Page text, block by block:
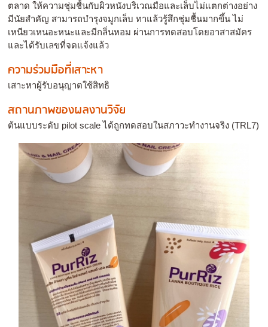
ตลาด ให้ความชุ่มชื้นกับผิวหนังบริเวณมือและเล็บไม่แตกต่างอย่าง
มีนัยสำคัญ สามารถบำรุงจมูกเล็บ ทาแล้วรู้สึกชุ่มชื้นมากขึ้น ไม่
เหนียวเหนอะหนะและมีกลิ่นหอม ผ่านการทดสอบโดยอาสาสมัคร
และได้รับเลขที่จดแจ้งแล้ว
ความร่วมมือที่เสาะหา
เสาะหาผู้รับอนุญาตใช้สิทธิ
สถานภาพของผลงานวิจัย
ต้นแบบระดับ pilot scale ได้ถูกทดสอบในสภาวะทำงานจริง (TRL7)